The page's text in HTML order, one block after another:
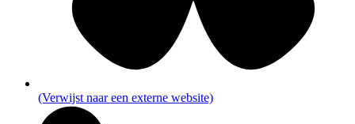
(Verwijst naar een externe website)